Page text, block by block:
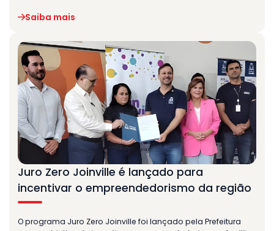
Saiba mais
Juro Zero Joinville é lançado para
incentivar o empreendedorismo da região
O programa Juro Zero Joinville foi lançado pela Prefeitura